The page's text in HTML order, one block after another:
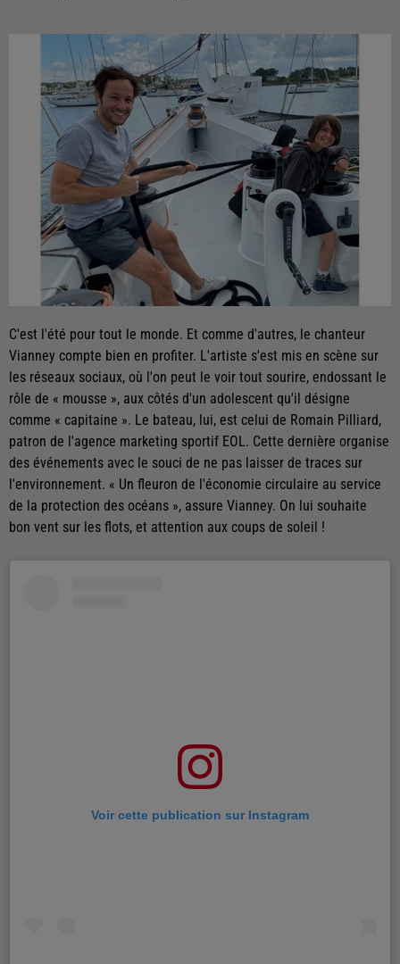
C'est l'été pour tout le monde. Et comme d'autres, le chanteur
Vianney compte bien en profiter. L'artiste s'est mis en scène sur
les réseaux sociaux, où l'on peut le voir tout sourire, endossant le
rôle de « mousse », aux côtés d'un adolescent qu'il désigne
comme « capitaine ». Le bateau, lui, est celui de Romain Pilliard,
patron de l'agence marketing sportif EOL. Cette dernière organise
des événements avec le souci de ne pas laisser de traces sur
l'environnement. « Un fleuron de l'économie circulaire au service
de la protection des océans », assure Vianney. On lui souhaite
bon vent sur les flots, et attention aux coups de soleil !
Voir cette publication sur Instagram